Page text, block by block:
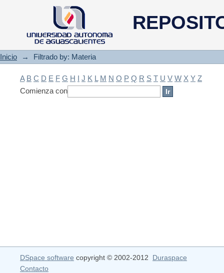
Filtrado by: Materia
Inicio → Filtrado by: Materia
A B C D E F G H I J K L M N O P Q R S T U V W X Y Z
Comienza con
DSpace software copyright © 2002-2012 Duraspace
Contacto